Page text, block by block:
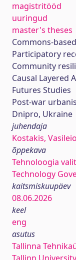
magistritööd
uuringud
master's theses
Commons-
Participatory
Community
Causal Layered
Futures Studies
Post-war
Dnipro, Ukraine
juhendaja
Kostakis,
õppekava
Tehnoloogia
Technology
kaitsmiskuupäev
08.06.2026
keel
eng
asutus
Tallinna